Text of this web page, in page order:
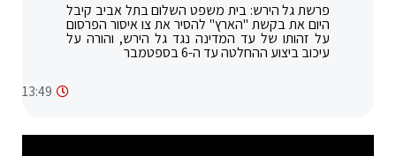
פרשת גל הירש: בית משפט השלום בתל אביב קיבל
היום את בקשת "הארץ" להסיר את צו איסור הפרסום
על זהותו של עד המדינה נגד גל הירש, והורה על
עיכוב ביצוע ההחלטה עד ה-6 בספטמבר
13:49